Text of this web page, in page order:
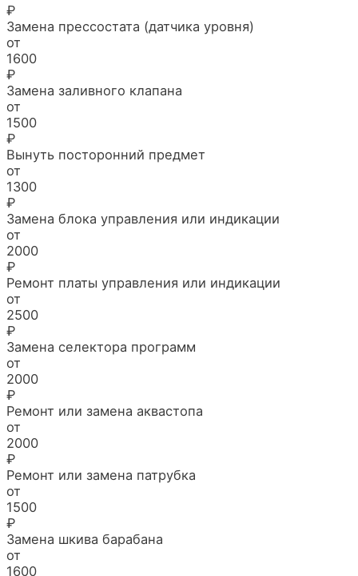
₽
Замена прессостата (датчика уровня)
от
1600
₽
Замена заливного клапана
от
1500
₽
Вынуть посторонний предмет
от
1300
₽
Замена блока управления или индикации
от
2000
₽
Ремонт платы управления или индикации
от
2500
₽
Замена селектора программ
от
2000
₽
Ремонт или замена аквастопа
от
2000
₽
Ремонт или замена патрубка
от
1500
₽
Замена шкива барабана
от
1600